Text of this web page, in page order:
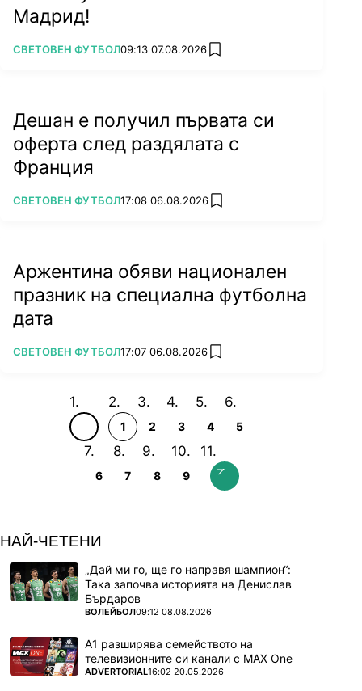
Мадрид!
ПОВЕЧЕ ОТ
СВЕТОВЕН ФУТБОЛ09:13 07.08.2026 add favorites
Дешан е получил първата си
оферта след раздялата с
Франция
ПОВЕЧЕ ОТ
СВЕТОВЕН ФУТБОЛ17:08 06.08.2026 add favorites
Аржентина обяви национален
празник на специална футболна
дата
ПОВЕЧЕ ОТ
СВЕТОВЕН ФУТБОЛ17:07 06.08.2026 add favorites
1 2 3 4 5
6 7 8 9
НАЙ-ЧЕТЕНИ
„Дай ми го, ще го направя шампион“:
Така започва историята на Денислав
Бърдаров
ПОВЕЧЕ ОТ
ВОЛЕЙБОЛ09:12 08.08.2026
А1 разширява семейството на
телевизионните си канали с MAX One
ПОВЕЧЕ ОТ
ADVERTORIAL16:02 20.05.2026